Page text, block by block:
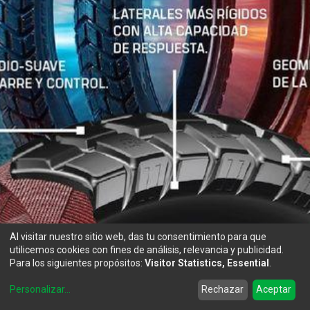
Wishlist Account
Al visitar nuestro sitio web, das tu consentimiento para que
utilicemos cookies con fines de análisis, relevancia y publicidad.
Para los siguientes propósitos: Visitor Statistics, Essential
Personalizar... Rechazar Aceptar